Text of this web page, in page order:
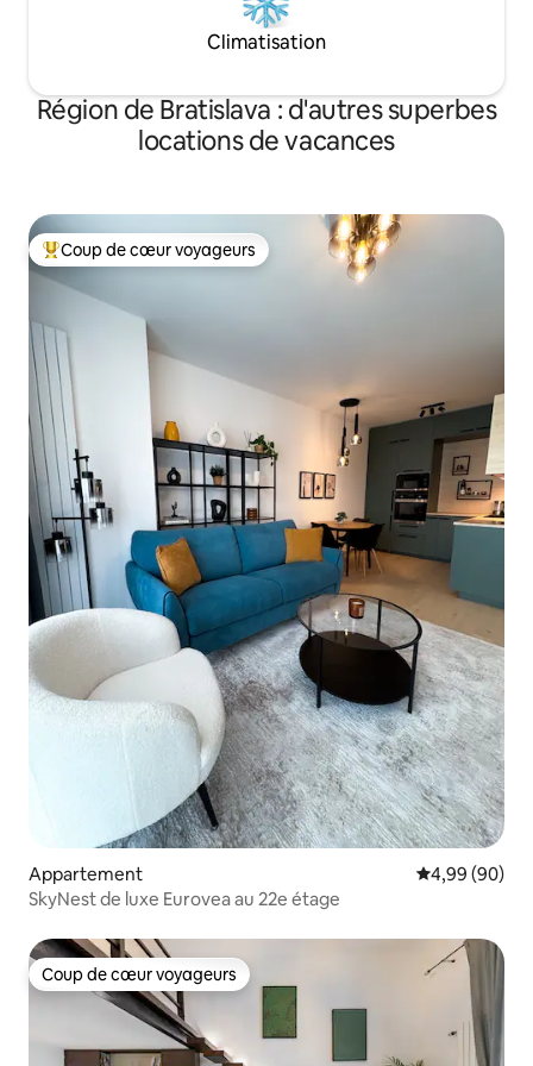
Climatisation
Région de Bratislava : d'autres superbes
locations de vacances
Coups de cœur voyageurs les plus appréciés
Coup de cœur voyageurs
Appartement Évaluation
4,99 (90)
SkyNest de luxe Eurovea au 22e étage
Coup de cœur voyageurs
Coup de cœur voyageurs